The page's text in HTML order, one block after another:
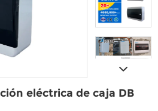
eléctrica de caja DB